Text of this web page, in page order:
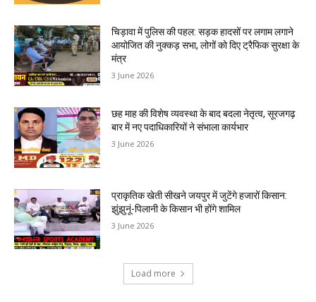
चिड़ावा में पुलिस की पहल: सड़क हादसों पर लगाम लगाने
आयोजित की नुक्कड़ सभा, लोगों को दिए ट्रैफिक सुरक्षा के
मंत्र
3 June 2026
छह माह की विशेष व्यवस्था के बाद बदला नेतृत्व, सूरजगढ़
बार में नए पदाधिकारियों ने संभाला कार्यभार
3 June 2026
प्राकृतिक खेती सीखने जयपुर में जुटेंगे हजारों किसान:
झुंझुनूं-पिलानी के किसान भी होंगे शामिल
3 June 2026
Load more